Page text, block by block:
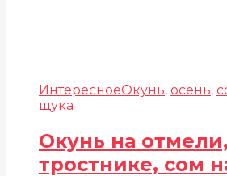
ИнтересноеОкунь, осень,
щука
Окунь на
тростнике, сом